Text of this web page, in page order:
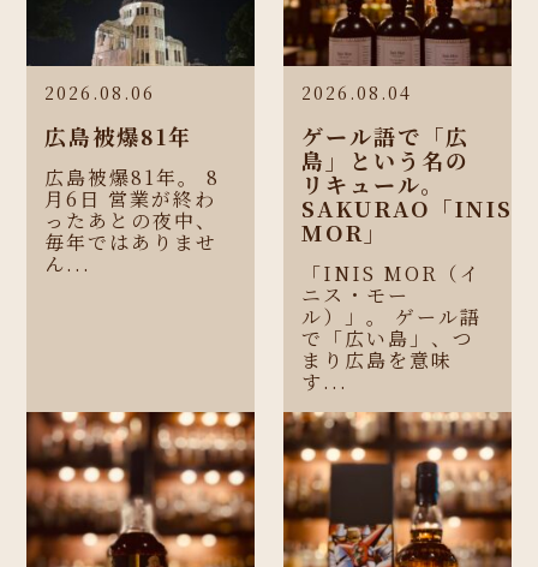
2026.08.06
広島被爆81年
広島被爆81年。 8
月6日 営業が終わ
ったあとの夜中、
毎年ではありませ
ん...
2026.08.04
ゲール語で「広
島」という名の
リキュール。
SAKURAO「INIS
MOR」
「INIS MOR（イ
ニス・モー
ル）」。 ゲール語
で「広い島」、つ
まり広島を意味
す...